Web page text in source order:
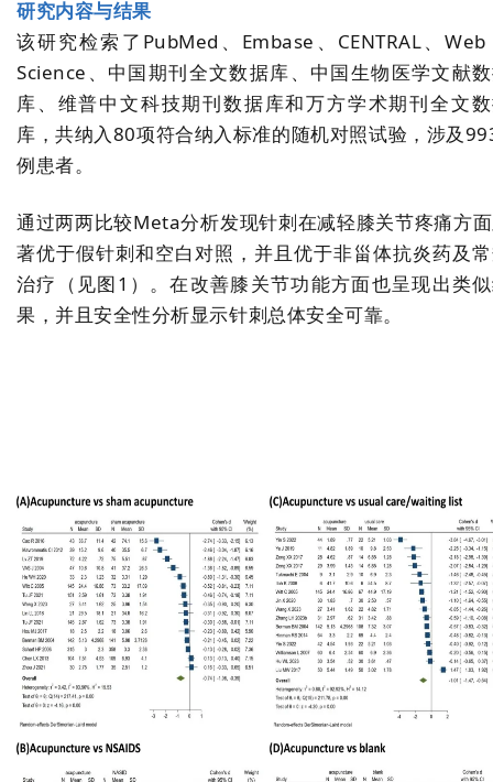
研究内容与结果
该研究检索了PubMed、Embase、CENTRAL、
Science、中国期刊全文数据库、中国生物医学文献
库、维普中文科技期刊数据库和万方学术期刊全文
库，共纳入80项符合纳入标准的随机对照试验，涉及
例患者。
通过两两比较Meta分析发现针刺在减轻膝关节疼痛方
著优于假针刺和空白对照，并且优于非甾体抗炎药及
治疗（见图1）。在改善膝关节功能方面也呈现出类
果，并且安全性分析显示针刺总体安全可靠。